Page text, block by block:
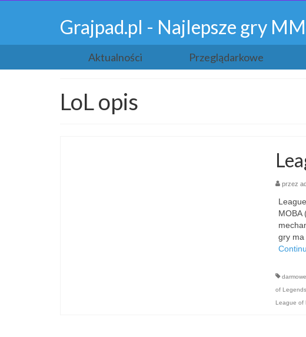
Grajpad.pl - Najlepsze gry
Aktualności Przeglądarkowe
LoL opis
przez
MOBA
gry ma
of Legends
League of